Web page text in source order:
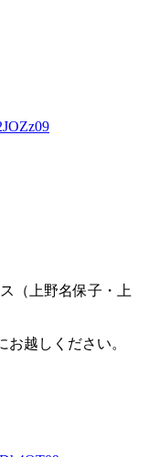
（上野名保子・上
越しください。